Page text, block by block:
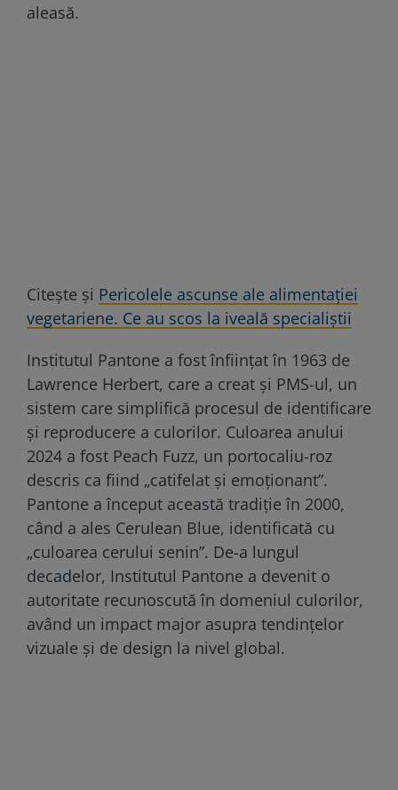
aleasă.
Citește și Pericolele ascunse ale alimentației
vegetariene. Ce au scos la iveală specialiștii
Institutul Pantone a fost înființat în 1963 de
Lawrence Herbert, care a creat și PMS-ul, un
sistem care simplifică procesul de identificare
și reproducere a culorilor. Culoarea anului
2024 a fost Peach Fuzz, un portocaliu-roz
descris ca fiind „catifelat și emoționant”.
Pantone a început această tradiție în 2000,
când a ales Cerulean Blue, identificată cu
„culoarea cerului senin”. De-a lungul
decadelor, Institutul Pantone a devenit o
autoritate recunoscută în domeniul culorilor,
având un impact major asupra tendințelor
vizuale și de design la nivel global.